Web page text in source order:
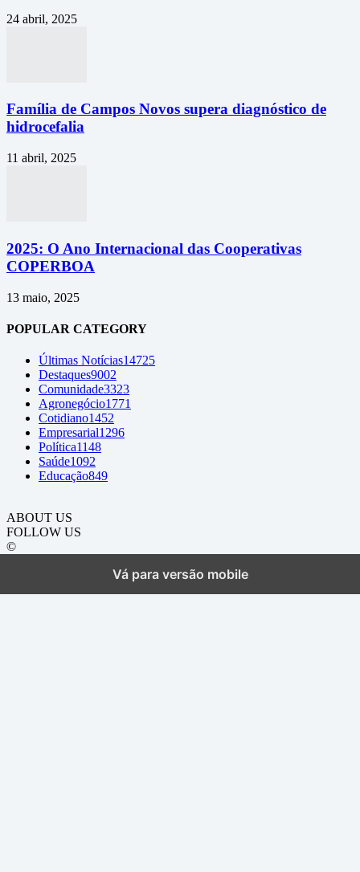
24 abril, 2025
Família de Campos Novos supera diagnóstico de
hidrocefalia
11 abril, 2025
2025: O Ano Internacional das Cooperativas
COPERBOA
13 maio, 2025
POPULAR CATEGORY
Últimas Notícias14725
Destaques9002
Comunidade3323
Agronegócio1771
Cotidiano1452
Empresarial1296
Política1148
Saúde1092
Educação849
ABOUT US
FOLLOW US
©
Vá para versão mobile